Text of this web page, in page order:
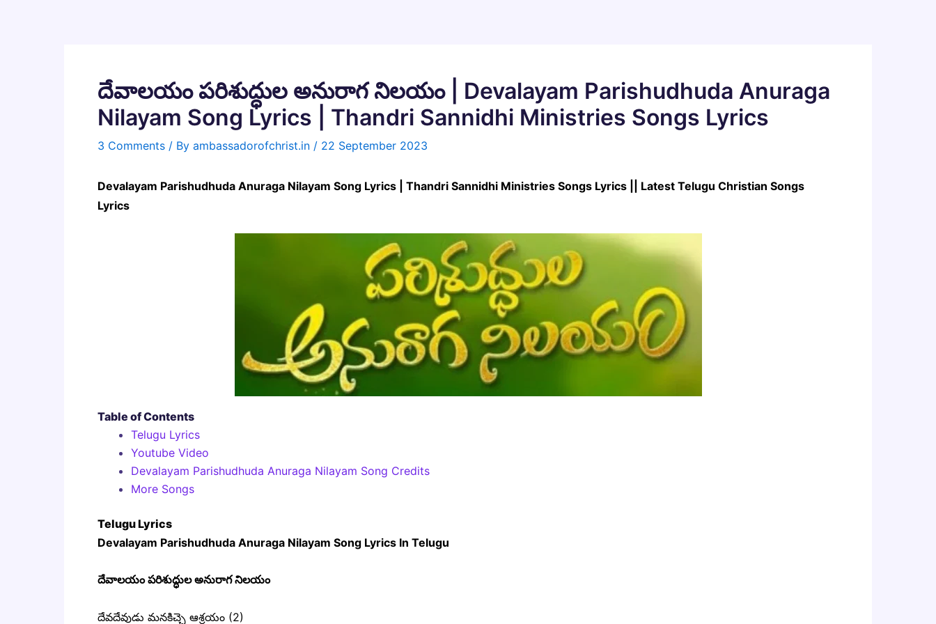
దేవాలయం పరిశుద్ధుల అనురాగ నిలయం | Devalayam Parishudhuda Anuraga
Nilayam Song Lyrics | Thandri Sannidhi Ministries Songs Lyrics
3 Comments / By ambassadorofchrist.in / 22 September 2023
Devalayam Parishudhuda Anuraga Nilayam Song Lyrics | Thandri Sannidhi Ministries Songs Lyrics || Latest Telugu Christian Songs
Lyrics
Table of Contents
Telugu Lyrics
Youtube Video
Devalayam Parishudhuda Anuraga Nilayam Song Credits
More Songs
Telugu Lyrics
Devalayam Parishudhuda Anuraga Nilayam Song Lyrics In Telugu
దేవాలయం పరిశుద్ధుల అనురాగ నిలయం
దేవదేవుడు మనకిచ్చె ఆశ్రయం (2)